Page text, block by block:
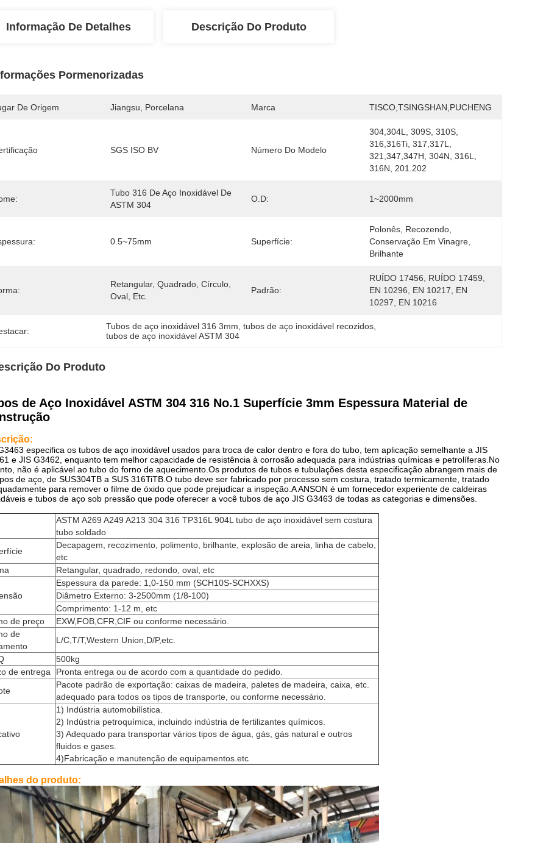
Informação De Detalhes Descrição Do Produto
Pormenorizadas
De Origem Jiangsu, Porcelana Marca TISCO,TSINGSHAN,PUCHENG
SGS ISO BV Número Do Modelo
304,304L, 309S, 310S,
316,316Ti, 317,317L,
321,347,347H, 304N, 316L,
316N, 201.202
Tubo 316 De Aço Inoxidável De
ASTM 304
O.D: 1~2000mm
0.5~75mm Superfície:
Polonês, Recozendo,
Conservação Em Vinagre,
Brilhante
Retangular, Quadrado, Círculo,
Oval, Etc.
Padrão:
RUÍDO 17456, RUÍDO 17459,
EN 10296, EN 10217, EN
10297, EN 10216
Tubos de aço inoxidável 316 3mm , tubos de aço inoxidável recozidos
tubos de aço inoxidável ASTM 304
Do Produto
de Aço Inoxidável ASTM 304 316 No.1 Superfície 3mm Espessura Material de
especifica os tubos de aço inoxidável usados ​​para troca de calor dentro e fora do tubo, tem aplicação semelhante a JIS
e JIS G3462, enquanto tem melhor capacidade de resistência à corrosão adequada para indústrias químicas e petrolíferas.No
não é aplicável ao tubo do forno de aquecimento.Os produtos de tubos e tubulações desta especificação abrangem mais de
de aço, de SUS304TB a SUS 316TiTB.O tubo deve ser fabricado por processo sem costura, tratado termicamente, tratado
para remover o filme de óxido que pode prejudicar a inspeção.A ANSON é um fornecedor experiente de caldeiras
​​e tubos de aço sob pressão que pode oferecer a você tubos de aço JIS G3463 de todas as categorias e dimensões.
ASTM A269 A249 A213 304 316 TP316L 904L tubo de aço inoxidável sem costura
tubo soldado
Decapagem, recozimento, polimento, brilhante, explosão de areia, linha de cabelo,
etc
Retangular, quadrado, redondo, oval, etc
Espessura da parede: 1,0-150 mm (SCH10S-SCHXXS)
Diâmetro Externo: 3-2500mm (1/8-100)
Comprimento: 1-12 m, etc
de preço
EXW,FOB,CFR,CIF ou conforme necessário.
de
L/C,T/T,Western Union,D/P,etc.
500kg
de entrega
Pronta entrega ou de acordo com a quantidade do pedido.
Pacote padrão de exportação: caixas de madeira, paletes de madeira, caixa, etc.
adequado para todos os tipos de transporte, ou conforme necessário.
1) Indústria automobilística.
2) Indústria petroquímica, incluindo indústria de fertilizantes químicos.
3) Adequado para transportar vários tipos de água, gás, gás natural e outros
fluidos e gases.
4)Fabricação e manutenção de equipamentos.etc
do produto: